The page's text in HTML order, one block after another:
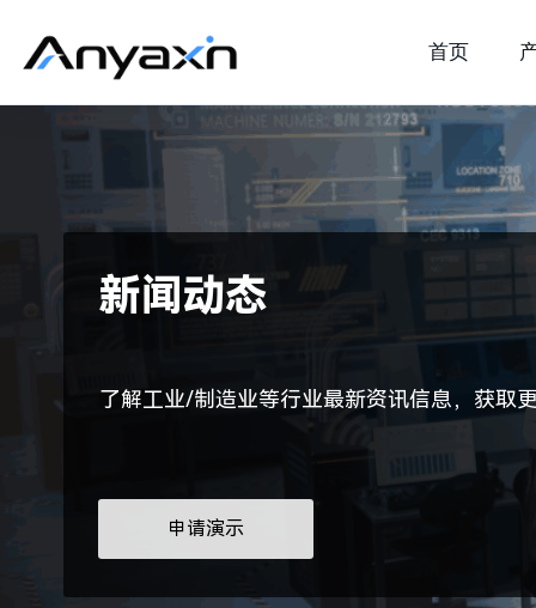
新闻动态
了解工业/制造业等行业最新资讯信息，获取
申请演示
首页